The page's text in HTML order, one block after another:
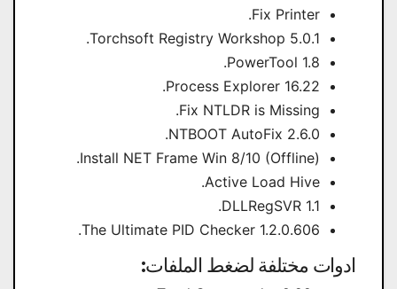
Fix Printer.
Torchsoft Registry Workshop 5.0.1.
PowerTool 1.8.
Process Explorer 16.22.
Fix NTLDR is Missing.
NTBOOT AutoFix 2.6.0.
Install NET Frame Win 8/10 (Offline).
Active Load Hive.
DLLRegSVR 1.1.
The Ultimate PID Checker 1.2.0.606.
ادوات مختلفة لضغط الملفات: